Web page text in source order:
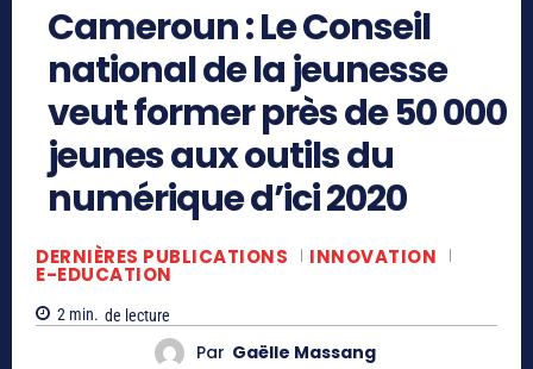
Cameroun : Le Conseil
national de la jeunesse
veut former près de 50 000
jeunes aux outils du
numérique d’ici 2020
DERNIÈRES PUBLICATIONS INNOVATION
E-EDUCATION
2 min. de lecture
Par Gaëlle Massang